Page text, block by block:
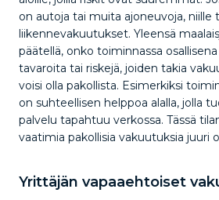
on autoja tai muita ajoneuvoja, niille
liikennevakuutukset. Yleensä
päätellä, onko toiminnassa
tavaroita tai riskejä, joiden takia
voisi olla pakollista. Esimerkiksi
on suhteellisen helppoa alalla, jolla
palvelu tapahtuu verkossa. Tässä
vaatimia pakollisia vakuutuksia juuri
Yrittäjän vapaaehtoiset